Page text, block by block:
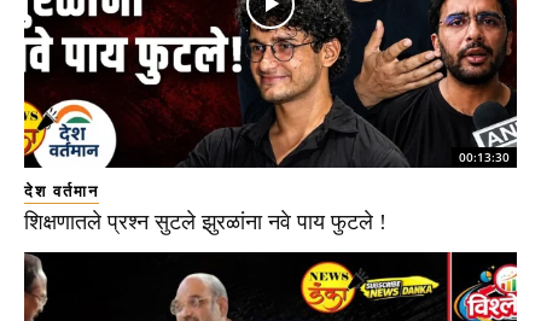
00:13:30
देश वर्तमान
शिक्षणातले प्रश्न सुटले झुरळांना नवे पाय फुटले !